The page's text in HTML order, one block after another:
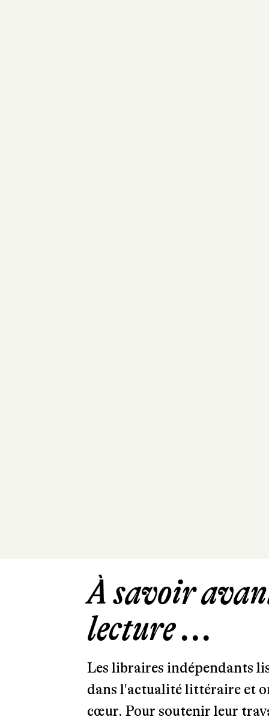
À savoir
lecture ...
Les libraires indépendants
dans l'actualité littéraire et
cœur. Pour soutenir leur